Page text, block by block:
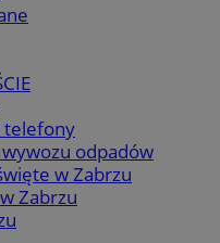
telefony
odpadów
w Zabrzu
Zabrzu